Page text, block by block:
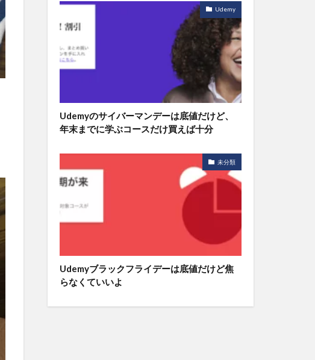
Udemy
Udemyのサイバーマンデーは底値だけど、
年末までに学ぶコースだけ買えば十分
未分類
Udemyブラックフライデーは底値だけど焦
らなくていいよ